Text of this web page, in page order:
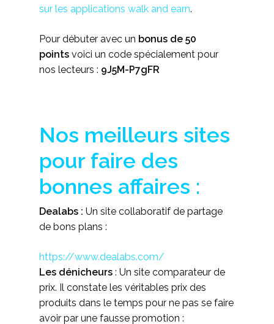
sur les applications walk and earn.
Pour débuter avec un bonus de 50
points voici un code spécialement pour
nos lecteurs : 9J5M-P7gFR
Nos meilleurs sites
pour faire des
bonnes affaires :
Dealabs : Un site collaboratif de partage
de bons plans :
https://www.dealabs.com/
Les dénicheurs : Un site comparateur de
prix. Il constate les véritables prix des
produits dans le temps pour ne pas se faire
avoir par une fausse promotion :